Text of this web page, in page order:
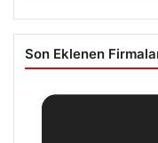
Son Eklenen